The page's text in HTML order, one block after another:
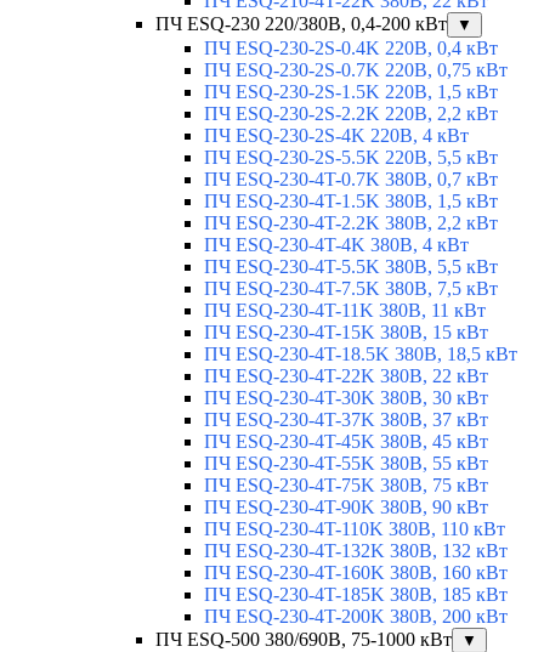
ПЧ ESQ-230 220/380В, 0,4-200 кВт
▼
ПЧ ESQ-230-2S-0.4K 220В, 0,4 кВт
ПЧ ESQ-230-2S-0.7K 220В, 0,75 кВт
ПЧ ESQ-230-2S-1.5K 220В, 1,5 кВт
ПЧ ESQ-230-2S-2.2K 220В, 2,2 кВт
ПЧ ESQ-230-2S-4K 220В, 4 кВт
ПЧ ESQ-230-2S-5.5K 220В, 5,5 кВт
ПЧ ESQ-230-4T-0.7K 380В, 0,7 кВт
ПЧ ESQ-230-4T-1.5K 380В, 1,5 кВт
ПЧ ESQ-230-4T-2.2K 380В, 2,2 кВт
ПЧ ESQ-230-4T-4K 380В, 4 кВт
ПЧ ESQ-230-4T-5.5K 380В, 5,5 кВт
ПЧ ESQ-230-4T-7.5K 380В, 7,5 кВт
ПЧ ESQ-230-4T-11K 380В, 11 кВт
ПЧ ESQ-230-4T-15K 380В, 15 кВт
ПЧ ESQ-230-4T-18.5K 380В, 18,5 кВт
ПЧ ESQ-230-4T-22K 380В, 22 кВт
ПЧ ESQ-230-4T-30K 380В, 30 кВт
ПЧ ESQ-230-4T-37K 380В, 37 кВт
ПЧ ESQ-230-4T-45K 380В, 45 кВт
ПЧ ESQ-230-4T-55K 380В, 55 кВт
ПЧ ESQ-230-4T-75K 380В, 75 кВт
ПЧ ESQ-230-4T-90K 380В, 90 кВт
ПЧ ESQ-230-4T-110K 380В, 110 кВт
ПЧ ESQ-230-4T-132K 380В, 132 кВт
ПЧ ESQ-230-4T-160K 380В, 160 кВт
ПЧ ESQ-230-4T-185K 380В, 185 кВт
ПЧ ESQ-230-4T-200K 380В, 200 кВт
ПЧ ESQ-500 380/690В, 75-1000 кВт
▼